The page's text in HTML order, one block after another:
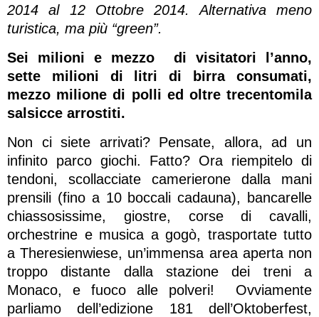
2014 al 12 Ottobre 2014. Alternativa meno
turistica, ma più “green”.
Sei milioni e mezzo di visitatori l’anno,
sette milioni di litri di birra consumati,
mezzo milione di polli ed oltre trecentomila
salsicce arrostiti.
Non ci siete arrivati? Pensate, allora, ad un
infinito parco giochi. Fatto? Ora riempitelo di
tendoni, scollacciate camerierone dalla mani
prensili (fino a 10 boccali cadauna), bancarelle
chiassosissime, giostre, corse di cavalli,
orchestrine e musica a gogò, trasportate tutto
a Theresienwiese, un’immensa area aperta non
troppo distante dalla stazione dei treni a
Monaco, e fuoco alle polveri! Ovviamente
parliamo dell’edizione 181 dell’Oktoberfest,